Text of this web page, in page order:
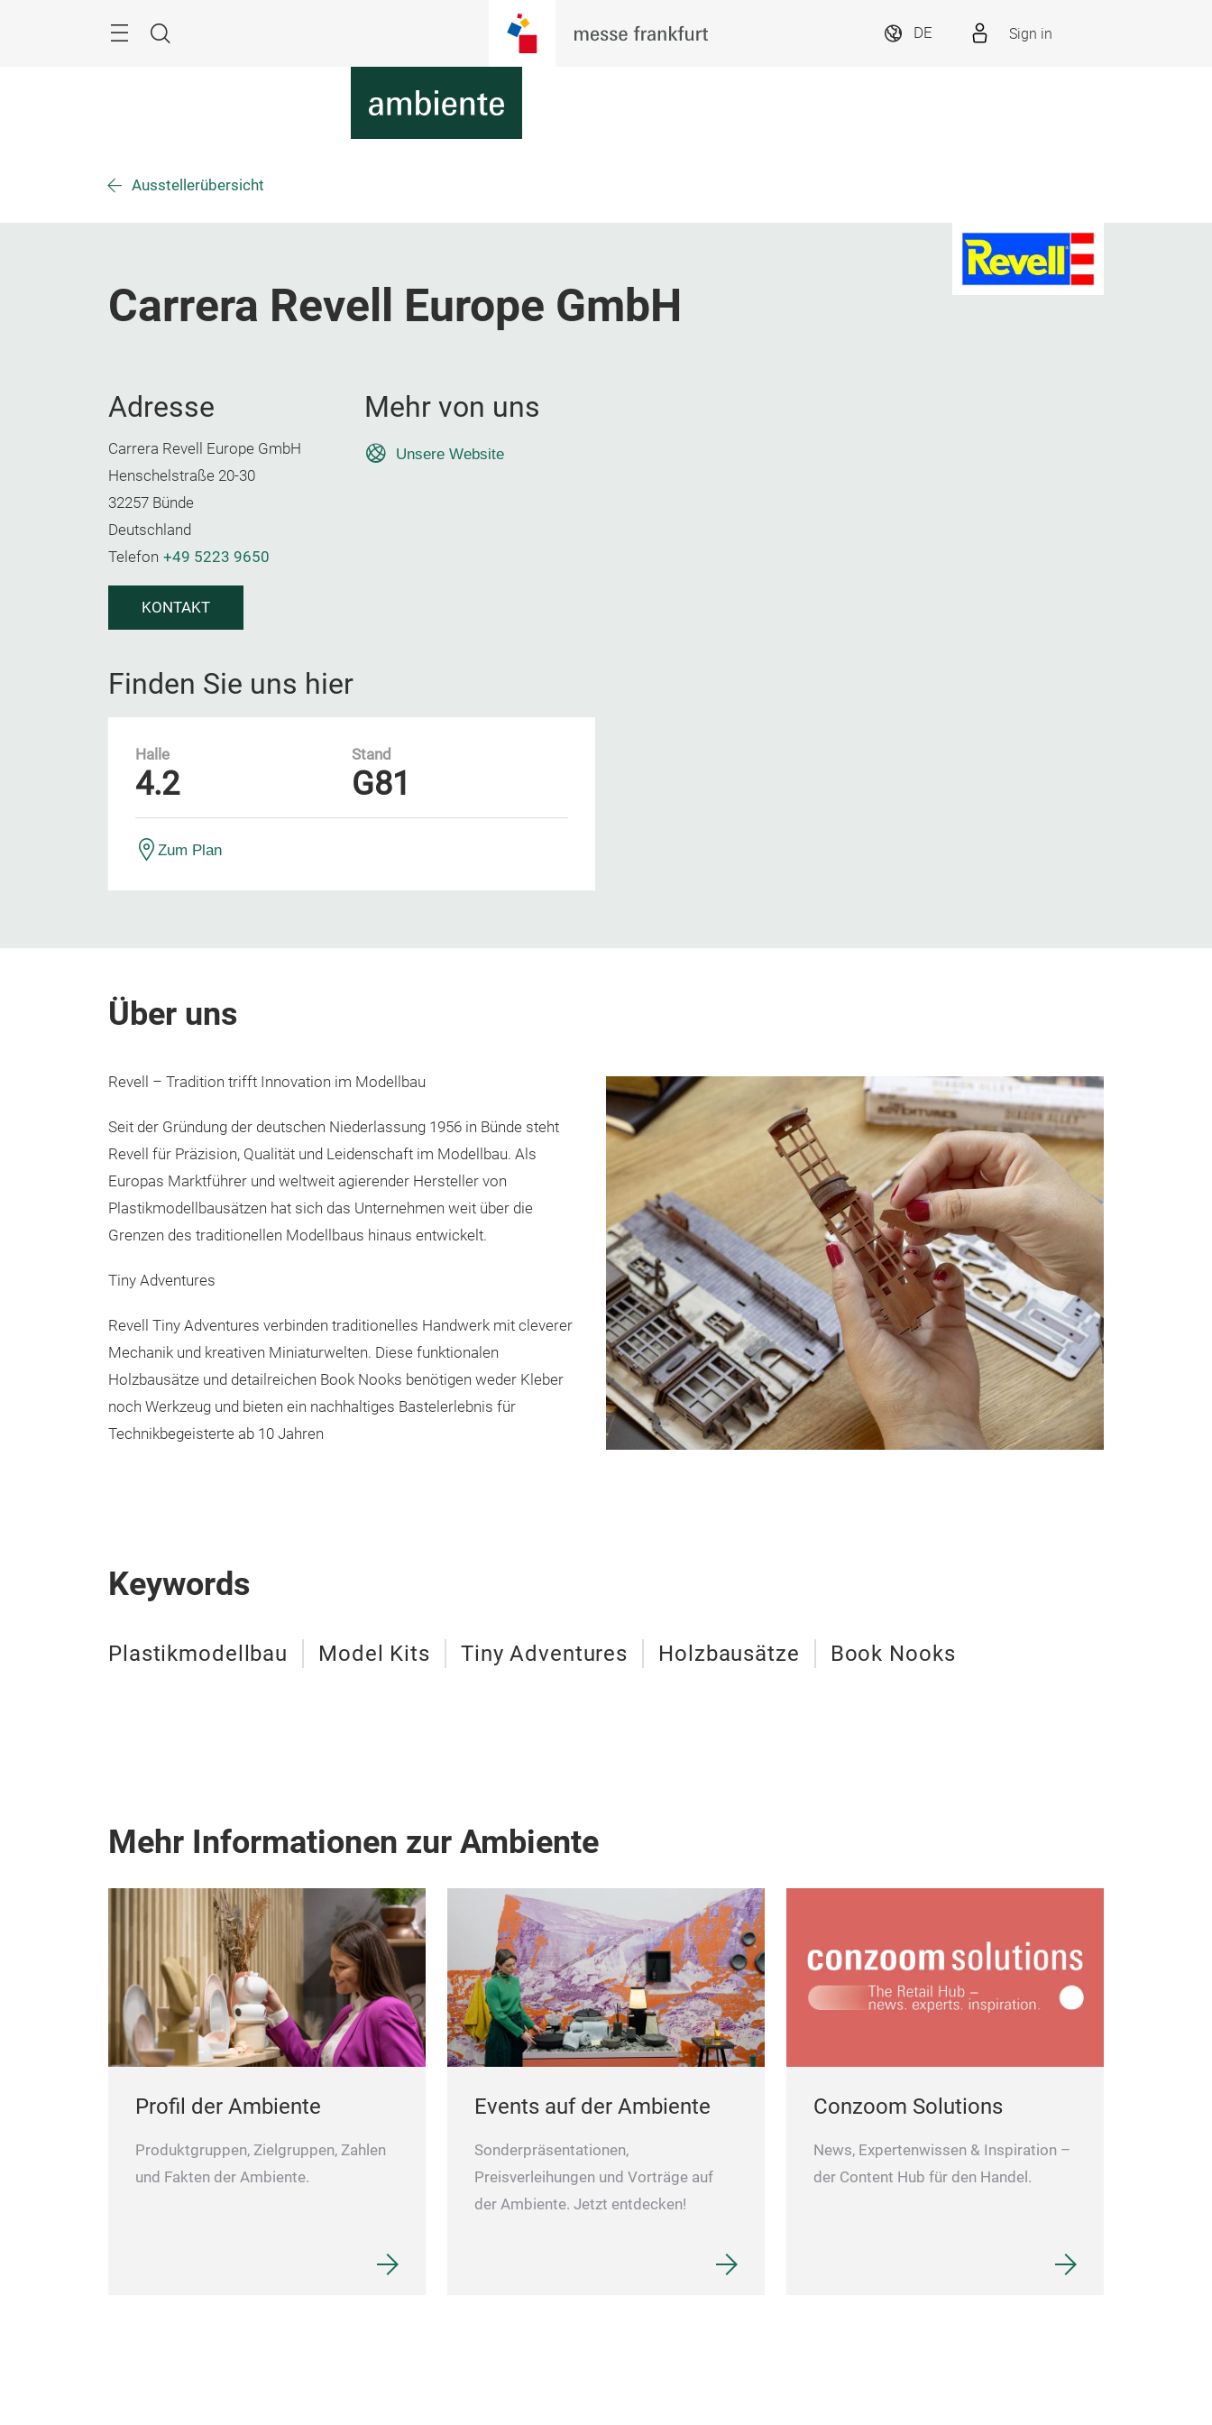
Suche
DE Sign in
Ausstellerübersicht
Carrera Revell Europe GmbH
Adresse
Carrera Revell Europe GmbH
Henschelstraße 20-30
32257 Bünde
Deutschland
Telefon +49 5223 9650
KONTAKT
Mehr von uns
Unsere Website
Finden Sie uns hier
Halle
4.2
Stand
G81
Zum Plan
Über uns
Revell – Tradition trifft Innovation im Modellbau
Seit der Gründung der deutschen Niederlassung 1956 in Bünde steht
Revell für Präzision, Qualität und Leidenschaft im Modellbau. Als
Europas Marktführer und weltweit agierender Hersteller von
Plastikmodellbausätzen hat sich das Unternehmen weit über die
Grenzen des traditionellen Modellbaus hinaus entwickelt.
Tiny Adventures
Revell Tiny Adventures verbinden traditionelles Handwerk mit cleverer
Mechanik und kreativen Miniaturwelten. Diese funktionalen
Holzbausätze und detailreichen Book Nooks benötigen weder Kleber
noch Werkzeug und bieten ein nachhaltiges Bastelerlebnis für
Technikbegeisterte ab 10 Jahren
Keywords
Plastikmodellbau Model Kits Tiny Adventures Holzbausätze Book Nooks
Mehr Informationen zur Ambiente
Profil der Ambiente
Produktgruppen, Zielgruppen, Zahlen
und Fakten der Ambiente.
Events auf der Ambiente
Sonderpräsentationen,
Preisverleihungen und Vorträge auf
der Ambiente. Jetzt entdecken!
Conzoom Solutions
News, Expertenwissen & Inspiration –
der Content Hub für den Handel.